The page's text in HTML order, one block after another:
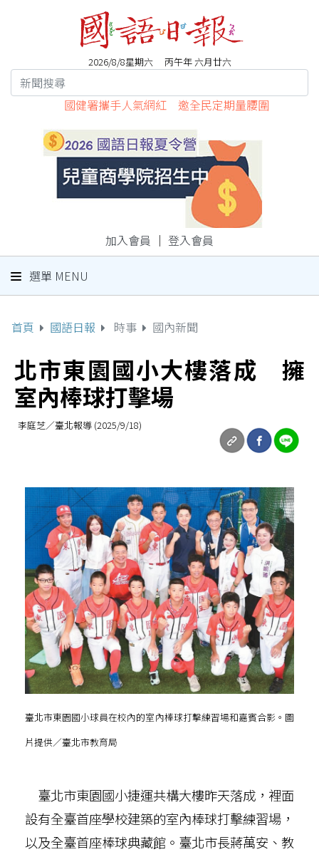
2026/8/8星期六 丙午年 六月廿六
國健署攜手人氣網紅 邀全民定期量腰圍
加入會員 ｜ 登入會員
選單 MENU
首頁 國語日報 時事 國內新聞
北市東園國小大樓落成 擁
室內棒球打擊場
李庭芝／臺北報導 (2025/9/18)
臺北市東園國小球員在校內的室內棒球打擊練習場和嘉賓合影。圖
片提供／臺北市教育局
臺北市東園國小捷運共構大樓昨天落成，裡面
設有全臺首座學校建築的室內棒球打擊練習場，
以及全臺首座棒球典藏館。臺北市長蔣萬安、教